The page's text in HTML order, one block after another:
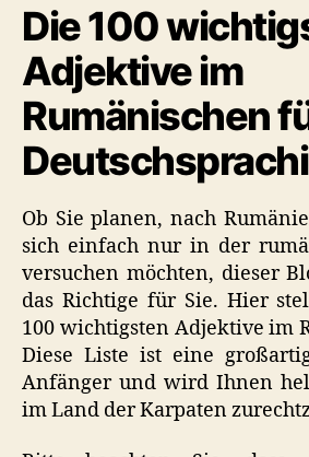
Die 100
Adjektive im
Rumänischen
Ob Sie planen, nach
sich einfach nur in der
versuchen möchten, dieser
das Richtige für Sie. Hier
100 wichtigsten Adjektive im
Diese Liste ist eine
Anfänger und wird Ihnen
im Land der Karpaten